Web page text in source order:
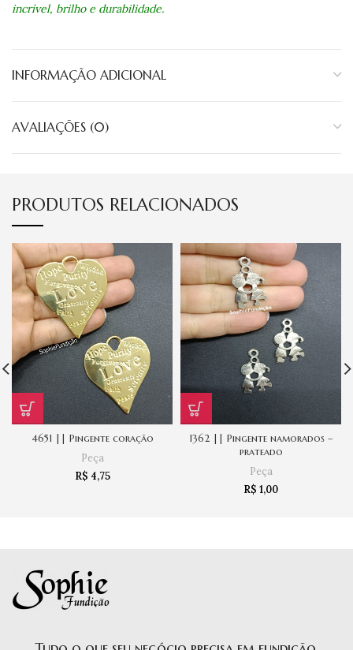
incrível, brilho e durabilidade.
INFORMAÇÃO ADICIONAL
AVALIAÇÕES (0)
PRODUTOS RELACIONADOS
4651 || Pingente coração
Peça
R$ 4,75
1362 || Pingente namorados –
prateado
Peça
R$ 1,00